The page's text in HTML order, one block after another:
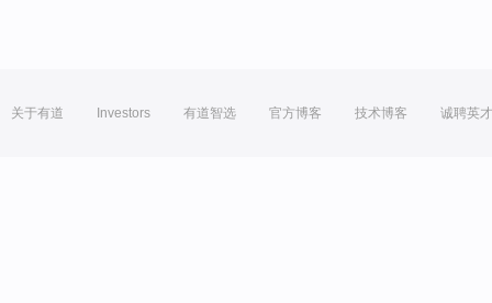
关于有道 Investors 有道智选 官方博客 技术博客 诚聘英才